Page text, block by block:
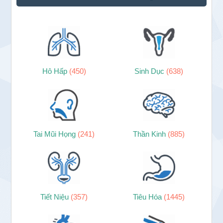
Hô Hấp (450) Sinh Dục (638)
Tai Mũi Họng (241) Thần Kinh (885)
Tiết Niệu (357) Tiêu Hóa (1445)